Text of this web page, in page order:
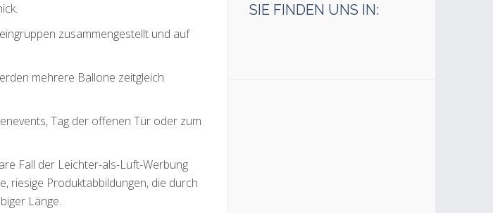
zusammengestellt und auf
mehrere Ballone zeitgleich
Tag der offenen Tür oder zum
Fall der Leichter-als-Luft-Werbung
riesige Produktabbildungen, die durch
Länge.
SIE FINDEN UNS IN: